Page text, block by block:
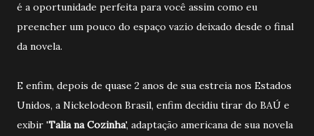
é a oportunidade perfeita para você assim como eu
preencher um pouco do espaço vazio deixado desde o final
da novela.
E enfim, depois de quase 2 anos de sua estreia nos Estados
Unidos, a Nickelodeon Brasil, enfim decidiu tirar do BAÚ e
exibir 'Talia na Cozinha', adaptação americana de sua novela